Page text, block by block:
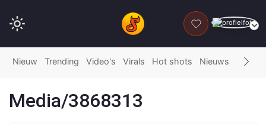
DONEER
Nieuw Trending Video's Virals Hot shots Nieuws Fails
Media/3868313